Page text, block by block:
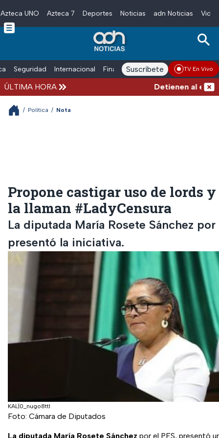
Skip to main content
Azteca UNO Azteca 7 Deportes Noticias adn Noticias
Seguridad Internacional Finanzas adn Noticias Radio
Suscríbete TV En Vivo
ÚLTIMA HORA Detienen al
/ Política / Nota
Propone castigar uso de lords
la llaman #LadyCensura
La diputada María Rosete Sánchez por
presentó la iniciativa.
KAL|0_nugo8ttl
Foto: Cámara de Diputados
La diputada María Rosete Sánchez por el PES, presentó